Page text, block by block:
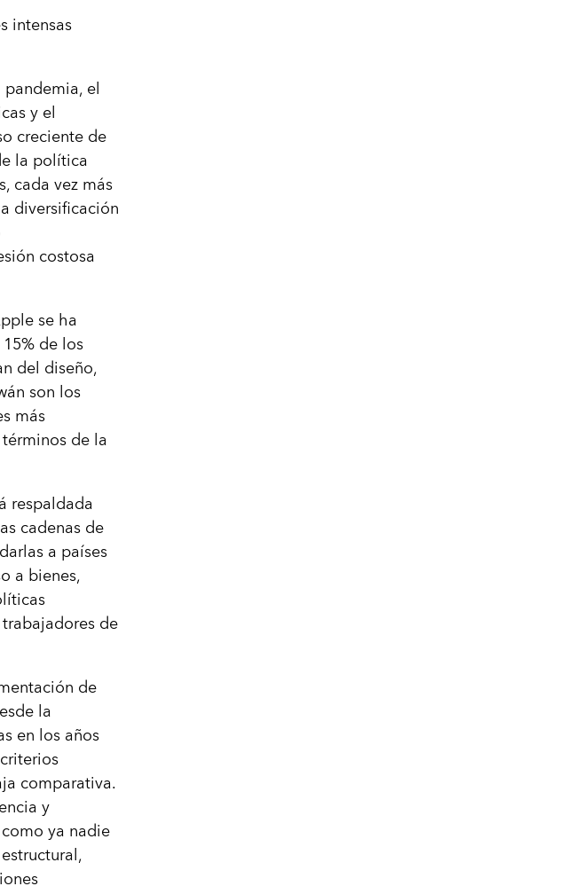
intensas
el
y el
creciente de
la política
cada vez más
diversificación
costosa
se ha
de los
del diseño,
son los
más
de la
respaldada
cadenas de
a países
a bienes,
de
de
la
en los años
comparativa.
y
ya nadie